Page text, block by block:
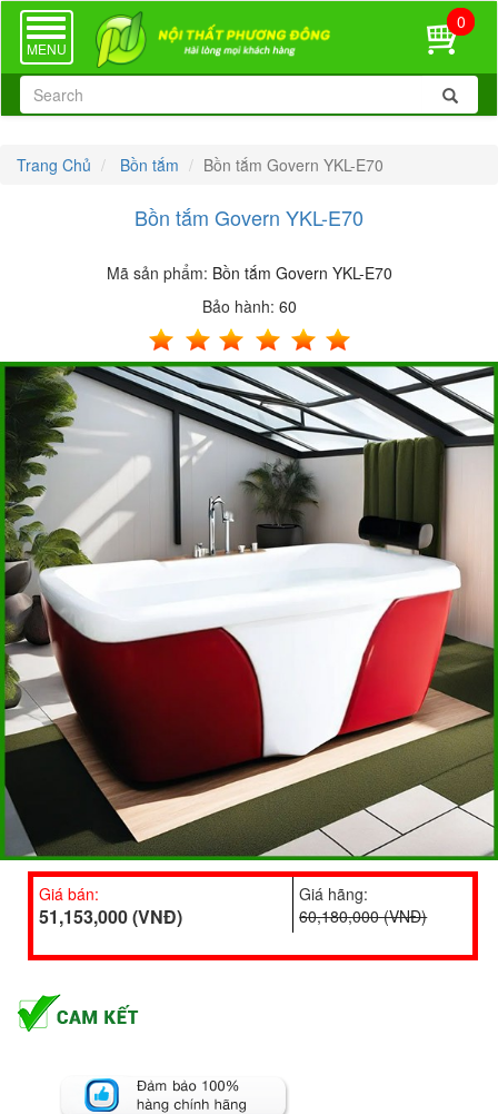
TOGGLE
NAVIGATION
MENU
0
Trang Chủ Bồn tắm Bồn tắm Govern YKL-E70
Bồn tắm Govern YKL-E70
Mã sản phẩm: Bồn tắm Govern YKL-E70
Bảo hành: 60
Giá bán:
51,153,000 (VNĐ)
Giá hãng:
60,180,000 (VNĐ)